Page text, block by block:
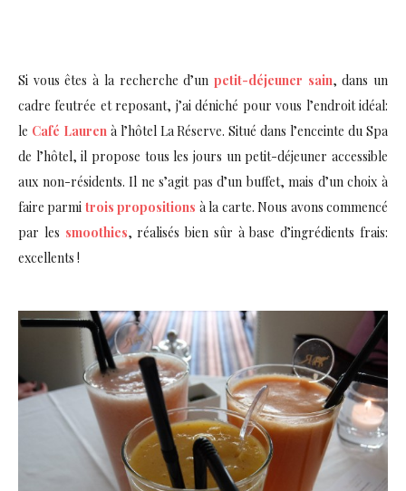
Si vous êtes à la recherche d’un petit-déjeuner sain, dans un
cadre feutrée et reposant, j’ai déniché pour vous l’endroit idéal:
le Café Lauren à l’hôtel La Réserve. Situé dans l’enceinte du Spa
de l’hôtel, il propose tous les jours un petit-déjeuner accessible
aux non-résidents. Il ne s’agit pas d’un buffet, mais d’un choix à
faire parmi trois propositions à la carte. Nous avons commencé
par les smoothies, réalisés bien sûr à base d’ingrédients frais:
excellents !